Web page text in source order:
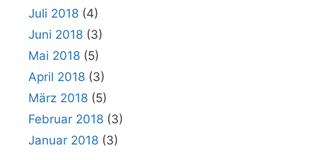
Juli 2018 (4)
Juni 2018 (3)
Mai 2018 (5)
April 2018 (3)
März 2018 (5)
Februar 2018 (3)
Januar 2018 (3)